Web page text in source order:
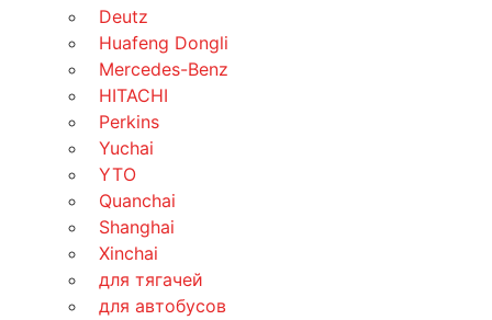
Deutz
Huafeng Dongli
Mercedes-Benz
HITACHI
Perkins
Yuchai
YTO
Quanchai
Shanghai
Xinchai
для тягачей
для автобусов